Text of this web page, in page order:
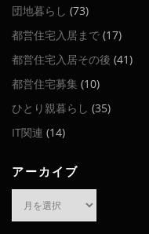
団地暮らし (73)
都営住宅入居まで (17)
都営住宅入居その後 (41)
都営住宅募集 (10)
ひとり親暮らし (35)
IT関連 (14)
アーカイブ